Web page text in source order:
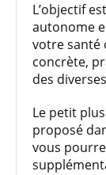
L’objectif
autonome
votre santé
concrète,
des
Le petit
proposé
vous